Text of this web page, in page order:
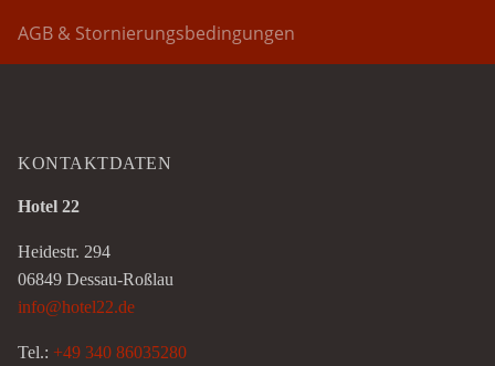
AGB & Stornierungsbedingungen
KONTAKTDATEN
Hotel 22
Heidestr. 294
06849 Dessau-Roßlau
info@hotel22.de
Tel.: +49 340 86035280